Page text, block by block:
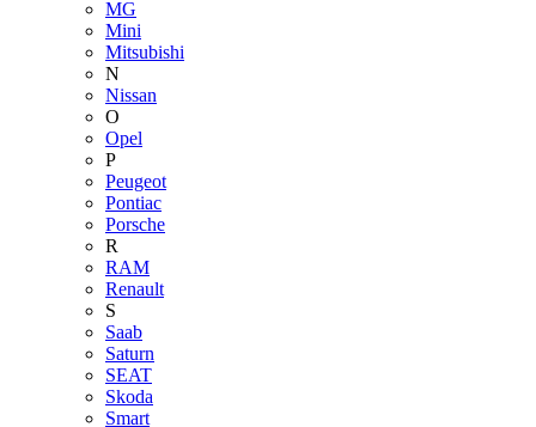
MG
Mini
Mitsubishi
N
Nissan
O
Opel
P
Peugeot
Pontiac
Porsche
R
RAM
Renault
S
Saab
Saturn
SEAT
Skoda
Smart